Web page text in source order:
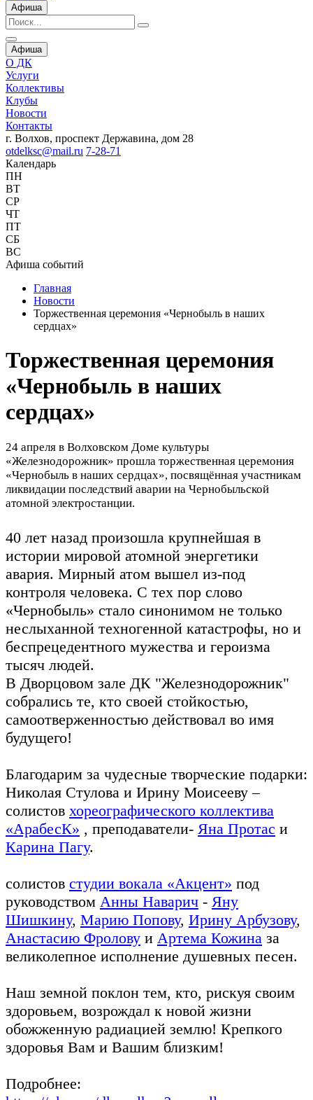
Афиша
Афиша
О ДК
Услуги
Коллективы
Клубы
Новости
Контакты
г. Волхов, проспект Державина, дом 28
otdelksc@mail.ru 7-28-71
Календарь
ПН
ВТ
СР
ЧТ
ПТ
СБ
ВС
Афиша событий
Главная
Новости
Торжественная церемония «Чернобыль в наших
сердцах»
Торжественная церемония
«Чернобыль в наших
сердцах»
24 апреля в Волховском Доме культуры
«Железнодорожник» прошла торжественная церемония
«Чернобыль в наших сердцах», посвящённая участникам
ликвидации последствий аварии на Чернобыльской
атомной электростанции.
40 лет назад произошла крупнейшая в
истории мировой атомной энергетики
авария. Мирный атом вышел из-под
контроля человека. С тех пор слово
«Чернобыль» стало синонимом не только
неслыханной техногенной катастрофы, но и
беспрецедентного мужества и героизма
тысяч людей.
В Дворцовом зале ДК "Железнодорожник"
собрались те, кто своей стойкостью,
самоотверженностью действовал во имя
будущего!
Благодарим за чудесные творческие подарки:
Николая Стулова и Ирину Моисееву –
солистов хореографического коллектива
«АрабесК» , преподаватели- Яна Протас и
Карина Пагу.
солистов студии вокала «Акцент» под
руководством Анны Наварич - Яну
Шишкину, Марию Попову, Ирину Арбузову,
Анастасию Фролову и Артема Кожина за
великолепное исполнение душевных песен.
Наш земной поклон тем, кто, рискуя своим
здоровьем, возрождал к новой жизни
обожженную радиацией землю! Крепкого
здоровья Вам и Вашим близким!
Подробнее: